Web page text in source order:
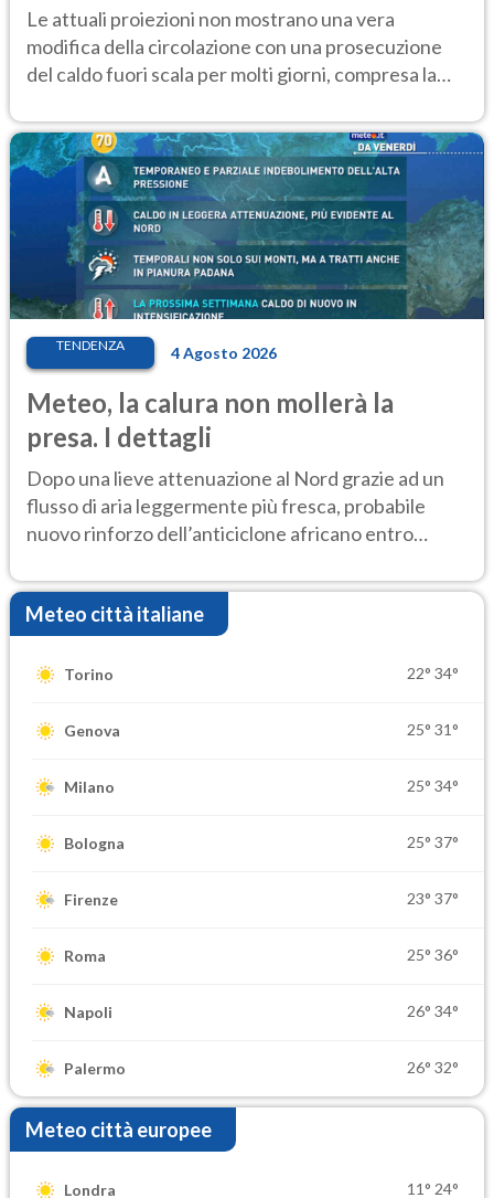
Le attuali proiezioni non mostrano una vera
modifica della circolazione con una prosecuzione
del caldo fuori scala per molti giorni, compresa la
TENDENZA 4 Agosto 2026
Meteo, la calura non mollerà la
presa. I dettagli
Dopo una lieve attenuazione al Nord grazie ad un
flusso di aria leggermente più fresca, probabile
nuovo rinforzo dell’anticiclone africano entro
Meteo città italiane
Torino 22° 34°
Genova 25° 31°
Milano 25° 34°
Bologna 25° 37°
Firenze 23° 37°
Roma 25° 36°
Napoli 26° 34°
Palermo 26° 32°
Meteo città europee
Londra 11° 24°